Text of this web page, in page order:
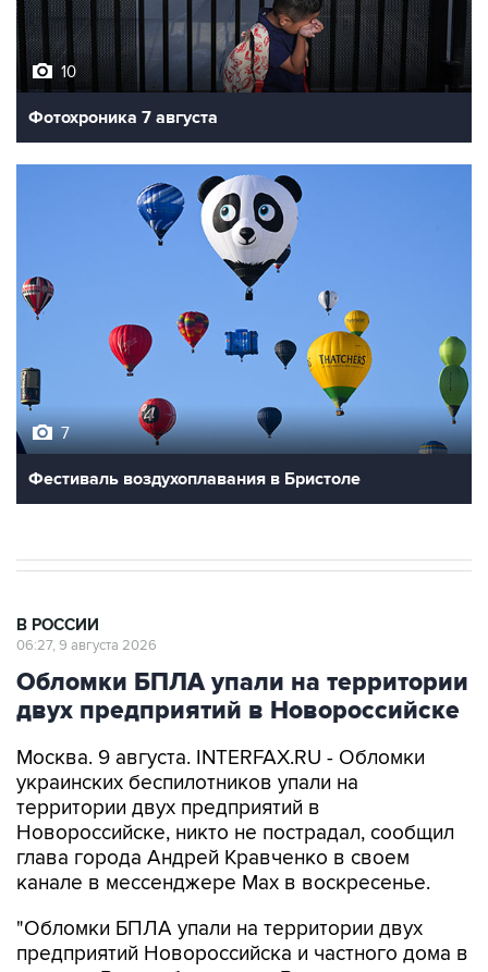
10
Фотохроника 7 августа
7
Фестиваль воздухоплавания в Бристоле
В РОССИИ
06:27, 9 августа 2026
Обломки БПЛА упали на территории
двух предприятий в Новороссийске
Москва. 9 августа. INTERFAX.RU - Обломки
украинских беспилотников упали на
территории двух предприятий в
Новороссийске, никто не пострадал, сообщил
глава города Андрей Кравченко в своем
канале в мессенджере Max в воскресенье.
"Обломки БПЛА упали на территории двух
предприятий Новороссийска и частного дома в